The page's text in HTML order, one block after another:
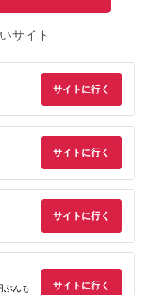
サイト
サイトに行く
サイトに行く
サイトに行く
ぶんも
サイトに行く